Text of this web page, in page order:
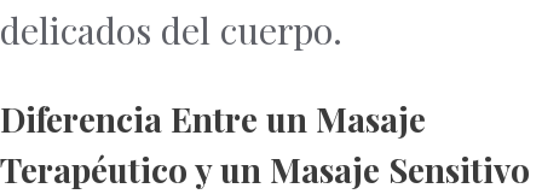
delicados del cuerpo.
Diferencia Entre un Masaje
Terapéutico y un Masaje Sensitivo